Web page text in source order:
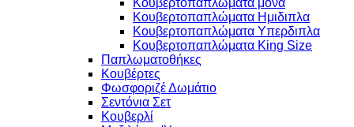
Κουβερτοπαπλώματα μονά
Κουβερτοπαπλώματα Ημιδιπλα
Κουβερτοπαπλώματα Υπερδιπλα
Κουβερτοπαπλώματα King Size
Παπλωματοθήκες
Κουβέρτες
Φωσφοριζέ Δωμάτιο
Σεντόνια Σετ
Κουβερλί